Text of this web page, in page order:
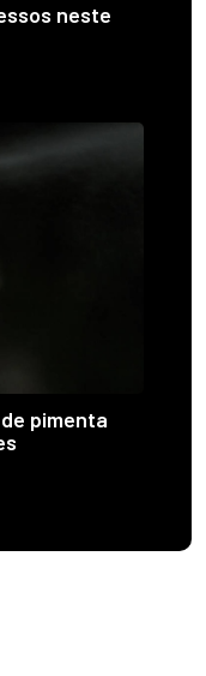
neste
pimenta